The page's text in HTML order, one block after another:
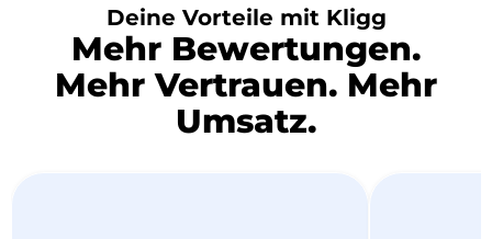
Deine Vorteile mit Kligg
Mehr Bewertungen.
Mehr Vertrauen. Mehr
Umsatz.